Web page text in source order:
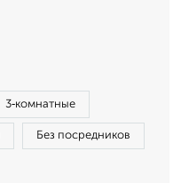
3‑комнатные
Без посредников